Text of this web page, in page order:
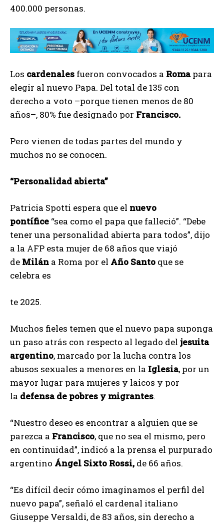
400.000 personas.
Los cardenales fueron convocados a Romapara
elegir al nuevo Papa. Del total de 135 con
derecho a voto –porque tienen menos de 80
años–, 80% fue designado por Francisco.
Pero vienen de todas partes del mundo y
muchos no se conocen.
“Personalidad abierta”
Patricia Spotti espera que el nuevo
pontífice “sea como el papa que falleció”. “Debe
tener una personalidad abierta para todos”, dijo
a la AFP esta mujer de 68 años que viajó
de Milán a Roma por el Año Santo que se
celebra es
te 2025.
Muchos fieles temen que el nuevo papa suponga
un paso atrás con respecto al legado del jesuita
argentino, marcado por la lucha contra los
abusos sexuales a menores en la Iglesia, por un
mayor lugar para mujeres y laicos y por
la defensa de pobres y migrantes.
“Nuestro deseo es encontrar a alguien que se
parezca a Francisco, que no sea el mismo, pero
en continuidad”, indicó a la prensa el purpurado
argentino Ángel Sixto Rossi, de 66 años.
“Es difícil decir cómo imaginamos el perfil del
nuevo papa”, señaló el cardenal italiano
Giuseppe Versaldi, de 83 años, sin derecho a